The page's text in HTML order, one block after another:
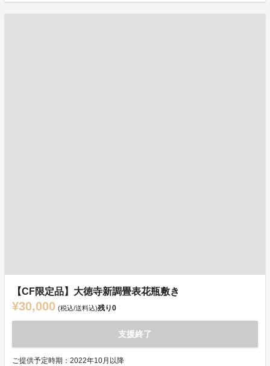
【CF限定品】大徳寺新調畳表花瓶敷き
¥30,000 (税込/送料込)残り0
支援終了
ご提供予定時期：2022年10月以降